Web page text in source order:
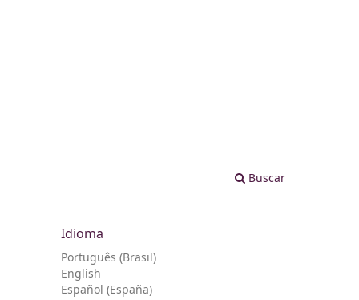
Buscar
Idioma
Português (Brasil)
English
Español (España)